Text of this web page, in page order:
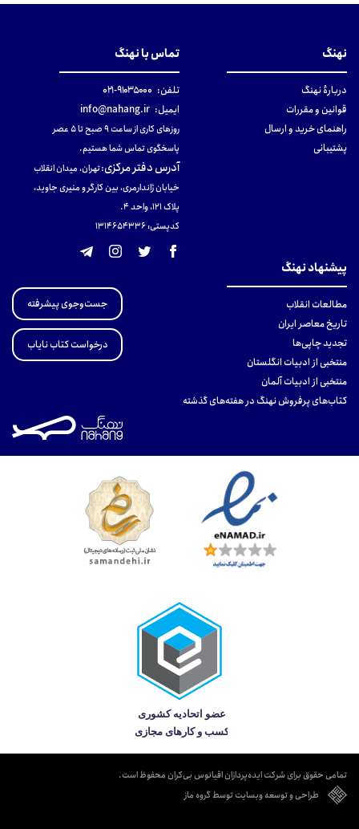
نهنگ
دربارهٔ نهنگ
قوانین و مقررات
راهنمای خرید و ارسال
پشتیبانی
تماس با نهنگ
تلفن: ۹۱۰۳۵۰۰۰-۰۲۱
ایمیل: info@nahang.ir
روزهای کاری از ساعت ۹ صبح تا ۵ عصر
پاسخگوی تماس شما هستیم.
آدرس دفتر مرکزی:تهران، میدان انقلاب
خیابان ژاندارمری، بین کارگر و منیری جاوید،
پلاک 121، واحد ۴.
کدپستی: 131465433۶
پیشنهاد نهنگ
مطالعات انقلاب
تاریخ معاصر ایران
تجدید چاپی‌ها
منتخبی از ادبیات انگلستان
منتخبی از ادبیات آلمان
کتاب‌های پرفروش نهنگ در هفته‌های گذشته
جست‌وجوی پیشرفته
درخواست کتاب نایاب
تمامی حقوق برای شرکت ایده‌پردازان اقیانوس بی‌کران محفوظ است.
طراحی و توسعه وبسایت توسط گروه ماز